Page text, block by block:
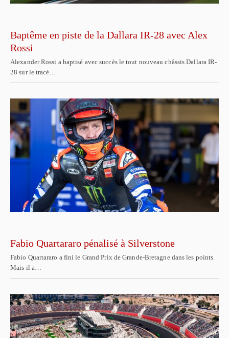
Baptême en piste de la Dallara IR-28 avec Alex
Rossi
Alexander Rossi a baptisé avec succès le tout nouveau châssis Dallara IR-
28 sur le tracé…
Fabio Quartararo pénalisé à Silverstone
Fabio Quartararo a fini le Grand Prix de Grande-Bretagne dans les points.
Mais il a…